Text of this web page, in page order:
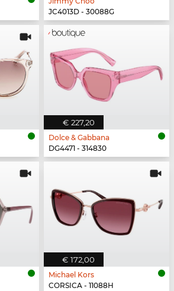
JC4013D - 30088G
€ 227,20
Dolce & Gabbana
DG4471 - 314830
€ 172,00
Michael Kors
CORSICA - 11088H